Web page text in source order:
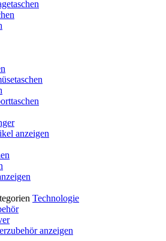
anzeigen
Technologie
anzeigen